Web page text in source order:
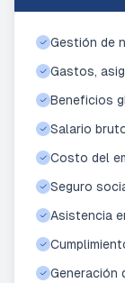
Gestión de
Gastos,
Beneficios
Salario
Costo del
Seguro
Asistencia
Generación